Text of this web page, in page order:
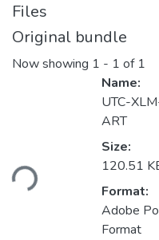
Files
Original bundle
Now showing 1 - 1 of 1
Loading...
Name:
UTC-
ART
Size:
120.51
Format:
Adobe
Format